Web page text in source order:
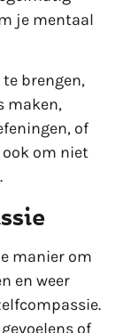
je mentaal
brengen,
maken,
of
om niet
manier om
en weer
of